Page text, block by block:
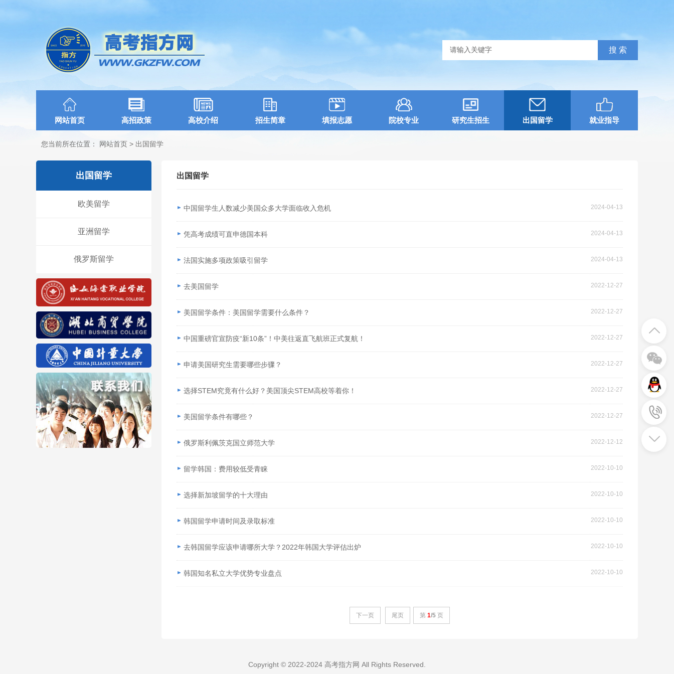
网站首页 高招政策 高校介绍 招生简章 填报志愿 院校专业 研究生招生 出国留学 就业指导
您当前所在位置： 网站首页 > 出国留学
出国留学
欧美留学
亚洲留学
俄罗斯留学
出国留学
中国留学生人数减少美国众多大学面临收入危机 2024-04-13
凭高考成绩可直申德国本科 2024-04-13
法国实施多项政策吸引留学 2024-04-13
去美国留学 2022-12-27
美国留学条件：美国留学需要什么条件？ 2022-12-27
中国重磅官宣防疫“新10条”！中美往返直飞航班正式复航！ 2022-12-27
申请美国研究生需要哪些步骤？ 2022-12-27
选择STEM究竟有什么好？美国顶尖STEM高校等着你！ 2022-12-27
美国留学条件有哪些？ 2022-12-27
俄罗斯利佩茨克国立师范大学 2022-12-12
留学韩国：费用较低受青睐 2022-10-10
选择新加坡留学的十大理由 2022-10-10
韩国留学申请时间及录取标准 2022-10-10
去韩国留学应该申请哪所大学？2022年韩国大学评估出炉 2022-10-10
韩国知名私立大学优势专业盘点 2022-10-10
下一页 尾页 第 1/5 页
Copyright © 2022-2024 高考指方网 All Rights Reserved.